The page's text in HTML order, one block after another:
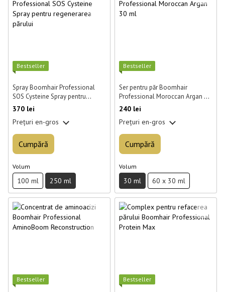
Best­seller
Spray Boomhair Professional
SOS Cysteine Spray pentru
regenerarea părului 250 ml
370 lei
Prețuri en-gros
Cumpără
Volum
100 ml 250 ml
Best­seller
Ser pentru păr Boomhair
Professional Moroccan Argan 30
ml
240 lei
Prețuri en-gros
Cumpără
Volum
30 ml 60 x 30 ml
Best­seller Best­seller